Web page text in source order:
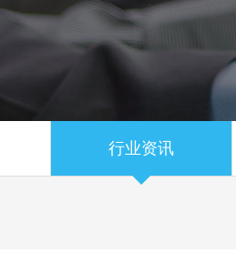
行业资讯